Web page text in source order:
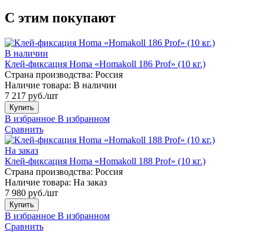
С этим покупают
В наличии
Клей-фиксация Homa «Homakoll 186 Prof» (10 кг.)
Страна производства: Россия
Наличие товара: В наличии
7 217 руб./шт
Купить
В избранное В избранном
Сравнить
На заказ
Клей-фиксация Homa «Homakoll 188 Prof» (10 кг.)
Страна производства: Россия
Наличие товара: На заказ
7 980 руб./шт
Купить
В избранное В избранном
Сравнить